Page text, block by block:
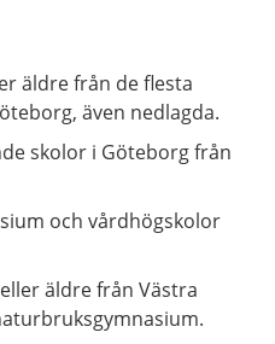
äldre från de flesta
även nedlagda.
skolor i Göteborg från
och vårdhögskolor
äldre från Västra